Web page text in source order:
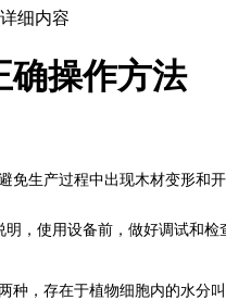
细内容
确操作方法
免生产过程中出现木材变形和
，使用设备前，做好调试和
种，存在于植物细胞内的水分